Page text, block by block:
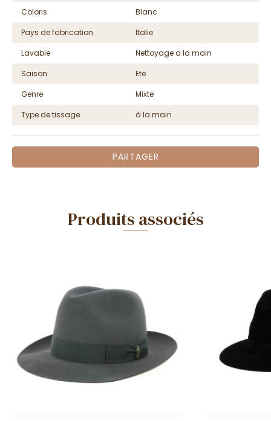
Coloris
Blanc
Pays de fabrication
Italie
Lavable
Nettoyage a la main
Saison
Ete
Genre
Mixte
Type de tissage
à la main
PARTAGER
Produits associés